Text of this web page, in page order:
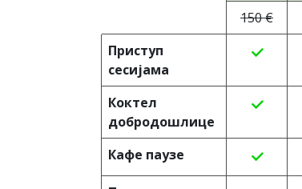
150 €
Приступ
сесијама
Коктел
добродошлице
Кафе паузе